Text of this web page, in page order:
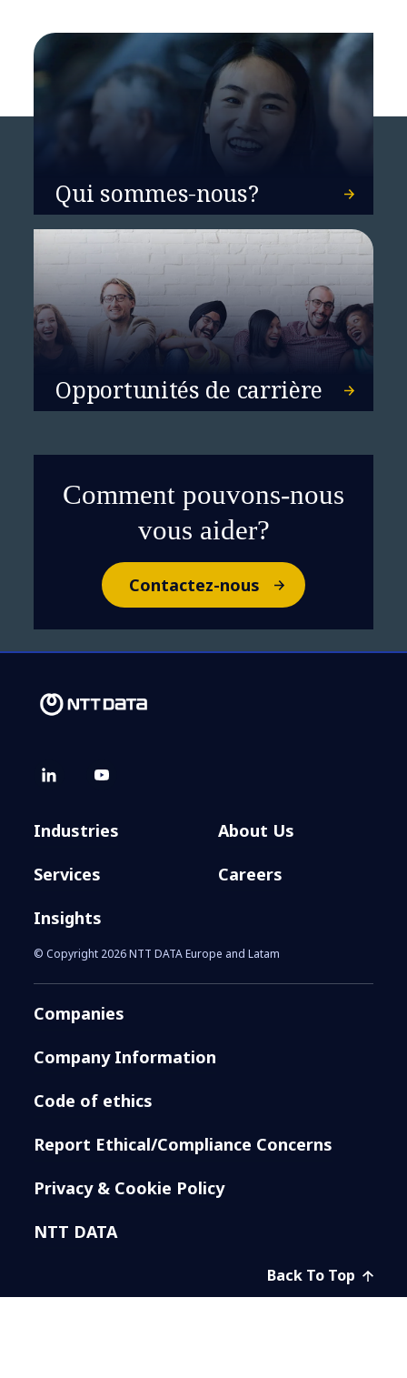
Qui sommes-nous?
Opportunités de carrière
Comment pouvons-nous
vous aider?
Contactez-nous
Industries
Services
Insights
About Us
Careers
© Copyright 2026 NTT DATA Europe and Latam
Companies
Company Information
Code of ethics
Report Ethical/Compliance Concerns
Privacy & Cookie Policy
NTT DATA
Back To Top